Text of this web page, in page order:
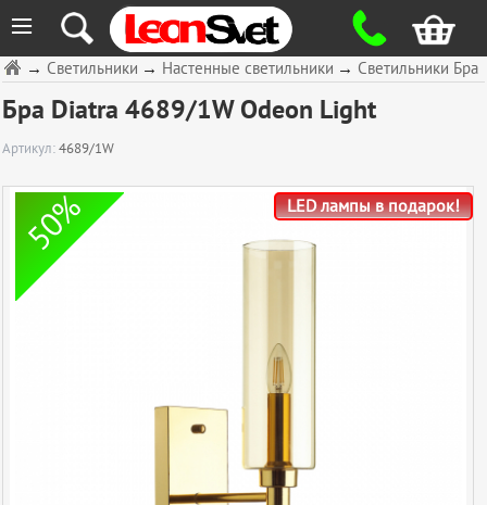
≡
→ Светильники Бра
→ Настенные светильники
→ Светильники
Бра Diatra 4689/1W Odeon Light
Артикул:4689/1W
50% LED лампы в подарок!